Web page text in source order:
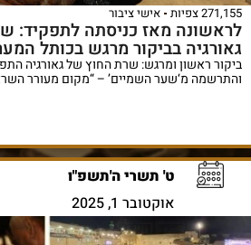
271,155 צפיות אישי ציבור
לראשונה מאז כניסתה לתפקיד:
גאורגיה בביקור מרגש בכותל
ביקור ראשון ומרגש: שרת החוץ של גאורגיה
והתרשמה מ‘שער השמיים’ – “מקום מעורר
ט' תשרי ה'תשפ"ו
אוקטובר 1, 2025